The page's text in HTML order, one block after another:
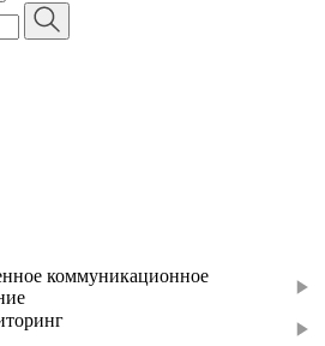
коммуникационное